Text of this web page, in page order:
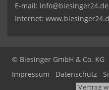
E-mail: info@biesinger24.de
Internet:
© Biesinger GmbH & Co. KG
Impressum
Datenschutz
Vertrag